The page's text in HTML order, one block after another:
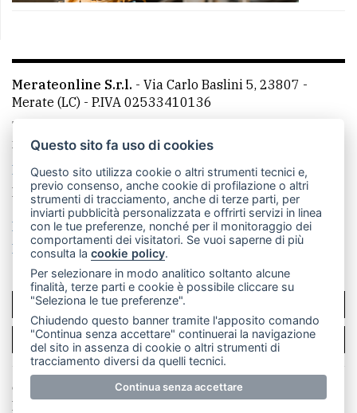
Merateonline S.r.l. - Via Carlo Baslini 5, 23807 -
Merate (LC) - P.IVA 02533410136
Telefono:
mail: redazione@merateonline.it
La redazione
CasateOnline LeccoOnline
RSS
Made by VIP
Privacy policy
Cookie policy
Rivedi le tue scelte sui cookie
SCRIVICI
PER LA TUA PUBBLICITÀ
© Copyright Merateonline S.r.l. - Tutti i diritti riservati.
E' proibita la riproduzione e pubblicazione anche
Questo sito fa uso di cookies
Questo sito utilizza cookie o altri strumenti tecnici e,
previo consenso, anche cookie di profilazione o altri
strumenti di tracciamento, anche di terze parti, per
inviarti pubblicità personalizzata e offrirti servizi in linea
con le tue preferenze, nonché per il monitoraggio dei
comportamenti dei visitatori. Se vuoi saperne di più
consulta lacookie policy.
Per selezionare in modo analitico soltanto alcune
finalità, terze parti e cookie è possibile cliccare su
"Seleziona le tue preferenze".
Chiudendo questo banner tramite l'apposito comando
"Continua senza accettare" continuerai la navigazione
del sito in assenza di cookie o altri strumenti di
tracciamento diversi da quelli tecnici.
Continua senza accettare